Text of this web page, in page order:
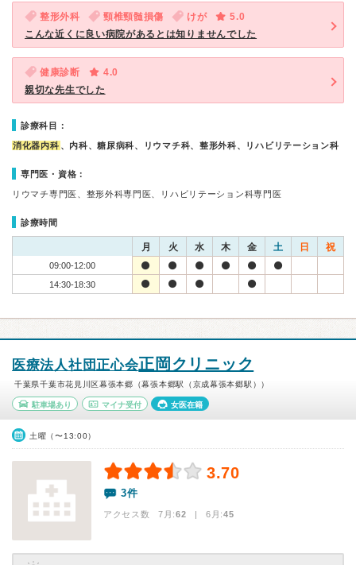
整形外科 頸椎頸髄損傷 けが
5.0
こんな近くに良い病院があるとは知りませんでした
健康診断
4.0
親切な先生でした
診療科目：
消化器内科 、内科、糖尿病科、リウマチ科、整形外科、リハビリテーション科
専門医・資格：
リウマチ専門医、整形外科専門医、リハビリテーション科専門医
診療時間
月 火 水 木 金 土 日 祝
09:00-12:00
14:30-18:30
医療法人社団正心会正岡クリニック
千葉県千葉市花見川区幕張本郷（幕張本郷駅（京成幕張本郷駅））
駐車場あり マイナ受付 女医在籍
土曜（〜13:00）
3.70
3件
アクセス数 7月:62 | 6月:45